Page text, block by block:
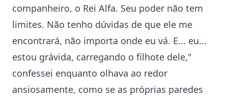
companheiro, o Rei Alfa. Seu poder não tem
limites. Não tenho dúvidas de que ele me
encontrará, não importa onde eu vá. E... eu...
estou grávida, carregando o filhote dele,"
confessei enquanto olhava ao redor
ansiosamente, como se as próprias paredes